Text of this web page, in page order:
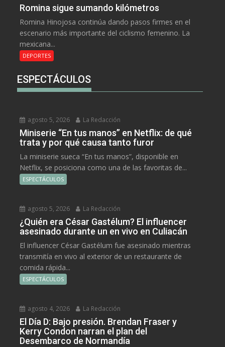
Romina sigue sumando kilómetros
Romina Hinojosa continúa dando pasos firmes en el
escenario más importante del ciclismo femenino. La
mexicana...
DEPORTES
ESPECTÁCULOS
agosto 5, 2026 La Redacción
Miniserie “En tus manos” en Netflix: de qué
trata y por qué causa tanto furor
La miniserie sueca “En tus manos”, disponible en
Netflix, se posiciona como una de las favoritas de...
ESPECTÁCULOS
agosto 5, 2026 La Redacción
¿Quién era César Gastélum? El influencer
asesinado durante un en vivo en Culiacán
El influencer César Gastélum fue asesinado mientras
transmitía en vivo al exterior de un restaurante de
comida rápida...
ESPECTÁCULOS
agosto 4, 2026 La Redacción
El Día D: Bajo presión. Brendan Fraser y
Kerry Condon narran el plan del
Desembarco de Normandía